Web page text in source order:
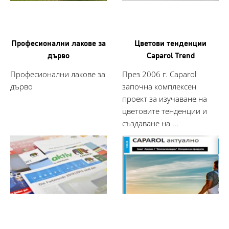
Професионални лакове за
дърво
Професионални лакове за
дърво
Цветови тенденции
Caparol Trend
През 2006 г. Caparol
започна комплексен
проект за изучаване на
цветовите тенденции и
създаване на ...